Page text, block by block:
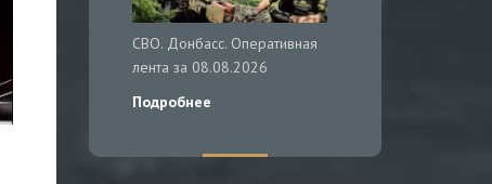
СВО. Донбасс. Оперативная
лента за 08.08.2026
Подробнее